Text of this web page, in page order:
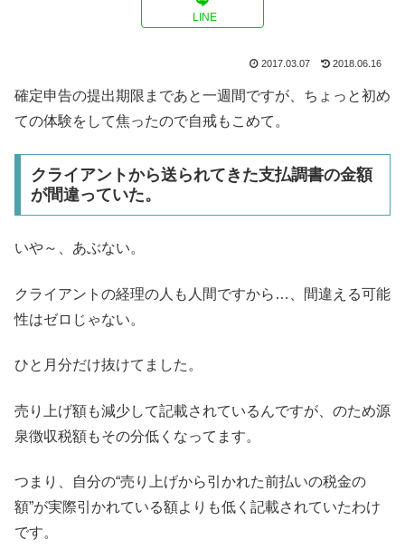
LINE
2017.03.07 2018.06.16
確定申告の提出期限まであと一週間ですが、ちょっと初め
ての体験をして焦ったので自戒もこめて。
クライアントから送られてきた支払調書の金額
が間違っていた。
いや～、あぶない。
クライアントの経理の人も人間ですから…、間違える可能
性はゼロじゃない。
ひと月分だけ抜けてました。
売り上げ額も減少して記載されているんですが、のため源
泉徴収税額もその分低くなってます。
つまり、自分の“売り上げから引かれた前払いの税金の
額”が実際引かれている額よりも低く記載されていたわけ
です。